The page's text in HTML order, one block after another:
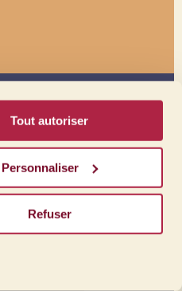
Tout autoriser
Personnaliser
Refuser